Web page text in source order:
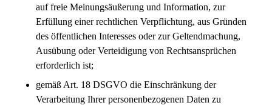
auf freie Meinungsäußerung und Information, zur
Erfüllung einer rechtlichen Verpflichtung, aus Gründen
des öffentlichen Interesses oder zur Geltendmachung,
Ausübung oder Verteidigung von Rechtsansprüchen
erforderlich ist;
gemäß Art. 18 DSGVO die Einschränkung der
Verarbeitung Ihrer personenbezogenen Daten zu